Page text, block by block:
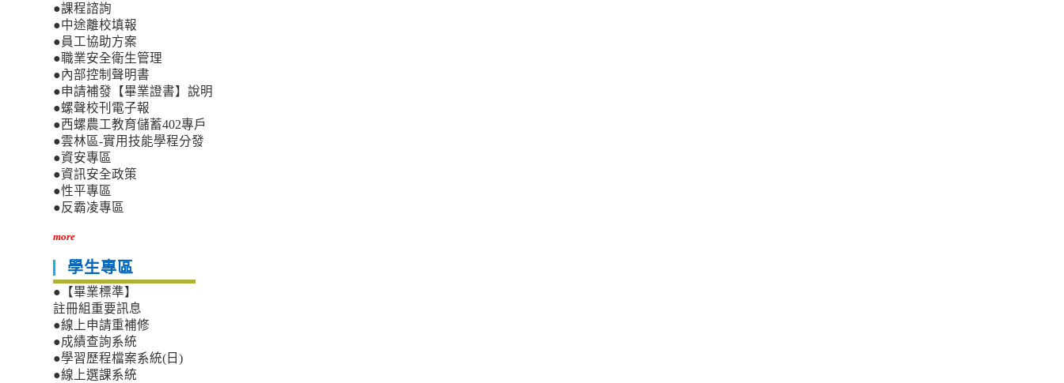
●課程諮詢
●中途離校填報
●員工協助方案
●職業安全衛生管理
●內部控制聲明書
●申請補發【畢業證書】說明
●螺聲校刊電子報
●西螺農工教育儲蓄402專戶
●雲林區-實用技能學程分發
●資安專區
●資訊安全政策
●性平專區
●反霸凌專區
more
學生專區
●【畢業標準】
註冊組重要訊息
●線上申請重補修
●成績查詢系統
●學習歷程檔案系統(日)
●線上選課系統